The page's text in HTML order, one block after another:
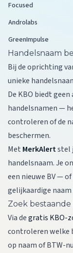
Focused
Androlabs
GreenImpulse
Handelsnaam
Bij de oprichting
unieke
De KBO biedt
handelsnamen —
controleren of de
beschermen.
Met MerkAlertstel
handelsnaam. Je
een nieuwe BV —
gelijkaardige
Zoek bestaande
Via degratis KBO-
controleren welke
op naam of BTW-